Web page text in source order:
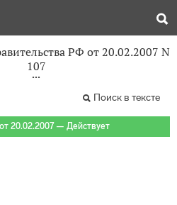
РФ от 20.02.2007 N
107
Поиск в тексте
20.02.2007 — Действует